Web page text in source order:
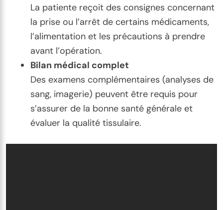
La patiente reçoit des consignes concernant
la prise ou l’arrêt de certains médicaments,
l’alimentation et les précautions à prendre
avant l’opération.
Bilan médical complet
Des examens complémentaires (analyses de
sang, imagerie) peuvent être requis pour
s’assurer de la bonne santé générale et
évaluer la qualité tissulaire.